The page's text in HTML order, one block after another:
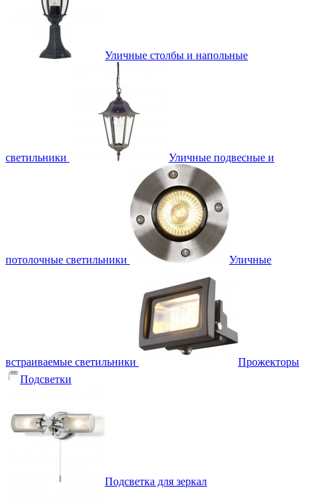
Уличные столбы и напольные
светильники Уличные подвесные и
потолочные светильники Уличные
встраиваемые светильники
Прожекторы
Подсветки
Подсветка для зеркал